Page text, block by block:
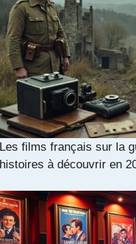
Les films français sur la
histoires à découvrir en